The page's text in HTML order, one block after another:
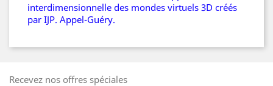
interdimensionnelle des mondes virtuels 3D créés
par IJP. Appel-Guéry.
Recevez nos offres spéciales